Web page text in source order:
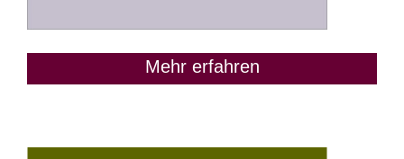
Mehr erfahren